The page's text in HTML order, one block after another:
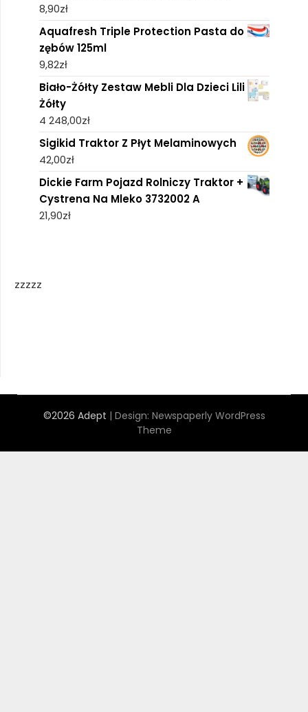
8,90zł
Aquafresh Triple Protection Pasta do
zębów 125ml
9,82zł
Biało-Żółty Zestaw Mebli Dla Dzieci Lili
Żółty
4 248,00zł
Sigikid Traktor Z Płyt Melaminowych
42,00zł
Dickie Farm Pojazd Rolniczy Traktor +
Cystrena Na Mleko 3732002 A
21,90zł
zzzzz
©2026 Adept | Design: Newspaperly WordPress
Theme